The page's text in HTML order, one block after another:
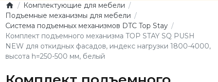
Комплектующие для мебели
Подъемные механизмы для мебели
Система подъемных механизмов DTC Top Stay
Комплект подъемного механизма TOP STAY SQ PUSH
NEW для откидных фасадов, индекс нагрузки 1800-4000,
высота h=250-500 мм, белый